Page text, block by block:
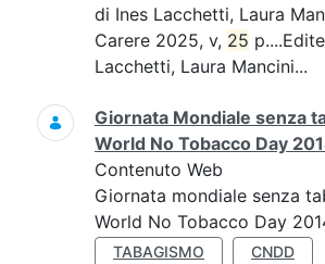
di Ines Lacchetti, Laura
Carere 2025, v, 25
Lacchetti, Laura Mancini...
Giornata Mondiale senza
World No Tobacco Day
Contenuto Web
Giornata mondiale senza
World No Tobacco Day
TABAGISMO
CNDD